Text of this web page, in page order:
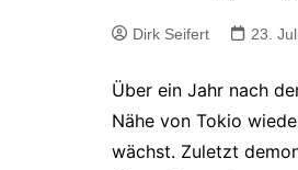
Dirk Seifert 23.
Über ein Jahr nach
Nähe von Tokio
wächst. Zuletzt